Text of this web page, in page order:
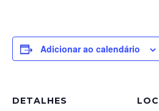
Adicionar ao calendário
DETALHES